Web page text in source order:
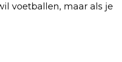
voetballen, maar als je